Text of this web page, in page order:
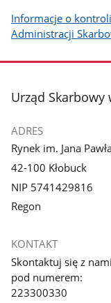
Informacje o
Administracji
stopka
Urząd Skarbowy
ADRES
Rynek im. Jana
42-100 Kłobuck
NIP 5741429816
Regon
KONTAKT
Skontaktuj się z nami
pod numerem:
223300330